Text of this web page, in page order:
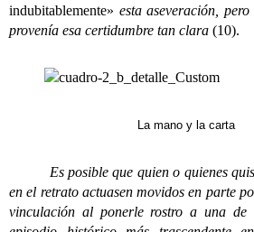
indubitablemente» esta aseveración,
provenía esa certidumbre tan clara (10).
La mano y la
Es posible que quien o quienes
en el retrato actuasen movidos en parte
vinculación al ponerle rostro a una de